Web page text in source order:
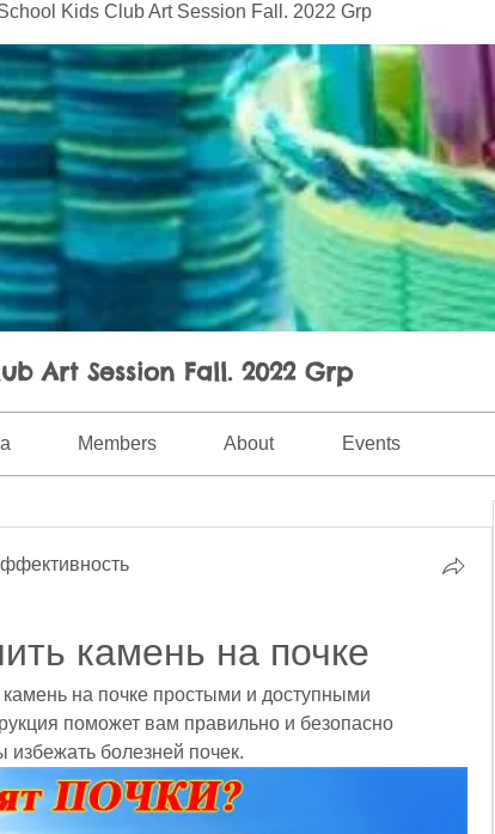
Kids Club Art Session Fall. 2022 Grp
Art Session Fall. 2022 Grp
Members About Events
камень на почке
камень на почке простыми и доступными
поможет вам правильно и безопасно
избежать болезней почек.